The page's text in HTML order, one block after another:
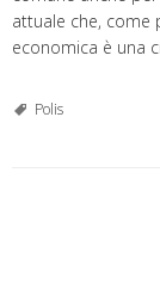
attuale che, come
economica è una
Polis